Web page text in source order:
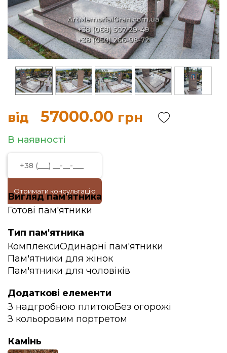
від 57000.00 грн
В наявності
Отримати консультацію
Вигляд пам'ятника
Готові пам'ятники
Тип пам'ятника
КомплексиОдинарні пам'ятники
Пам'ятники для жінок
Пам'ятники для чоловіків
Додаткові елементи
З надгробною плитоюБез огорожі
З кольоровим портретом
Камінь